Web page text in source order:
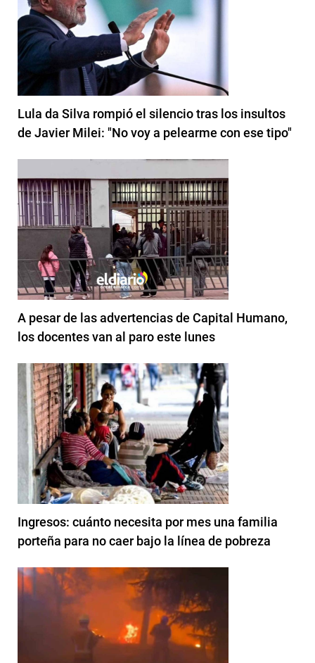
Lula da Silva rompió el silencio tras los insultos
de Javier Milei: "No voy a pelearme con ese tipo"
A pesar de las advertencias de Capital Humano,
los docentes van al paro este lunes
Ingresos: cuánto necesita por mes una familia
porteña para no caer bajo la línea de pobreza